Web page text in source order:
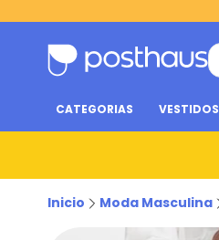
CATEGORIAS VESTIDOS
Inicio Moda Masculina